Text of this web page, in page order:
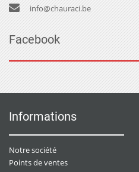
info@chauraci.be
Facebook
Informations
Notre société
Points de ventes